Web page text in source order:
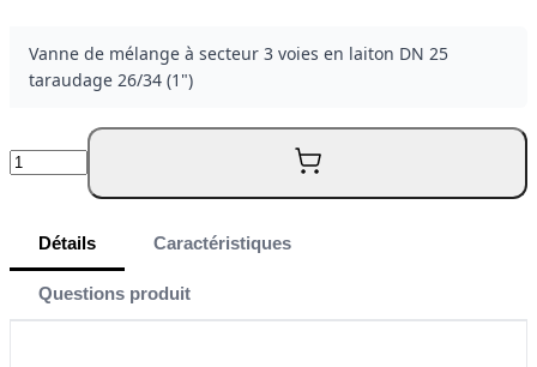
Vanne de mélange à secteur 3 voies en laiton DN 25
taraudage 26/34 (1")
Quantité
Détails Caractéristiques
Questions produit